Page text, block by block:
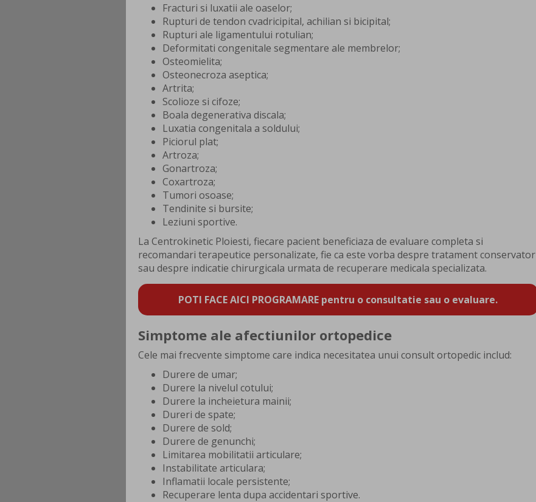
Fracturi si luxatii ale oaselor;
Rupturi de tendon cvadricipital, achilian si bicipital;
Rupturi ale ligamentului rotulian;
Deformitati congenitale segmentare ale membrelor;
Osteomielita;
Osteonecroza aseptica;
Artrita;
Scolioze si cifoze;
Boala degenerativa discala;
Luxatia congenitala a soldului;
Piciorul plat;
Artroza;
Gonartroza;
Coxartroza;
Tumori osoase;
Tendinite si bursite;
Leziuni sportive.
La Centrokinetic Ploiesti, fiecare pacient beneficiaza de evaluare completa si
recomandari terapeutice personalizate, fie ca este vorba despre tratament conservator
sau despre indicatie chirurgicala urmata de recuperare medicala specializata.
POTI FACE AICI PROGRAMARE pentru o consultatie sau o evaluare.
Simptome ale afectiunilor ortopedice
Cele mai frecvente simptome care indica necesitatea unui consult ortopedic includ:
Durere de umar;
Durere la nivelul cotului;
Durere la incheietura mainii;
Dureri de spate;
Durere de sold;
Durere de genunchi;
Limitarea mobilitatii articulare;
Instabilitate articulara;
Inflamatii locale persistente;
Recuperare lenta dupa accidentari sportive.